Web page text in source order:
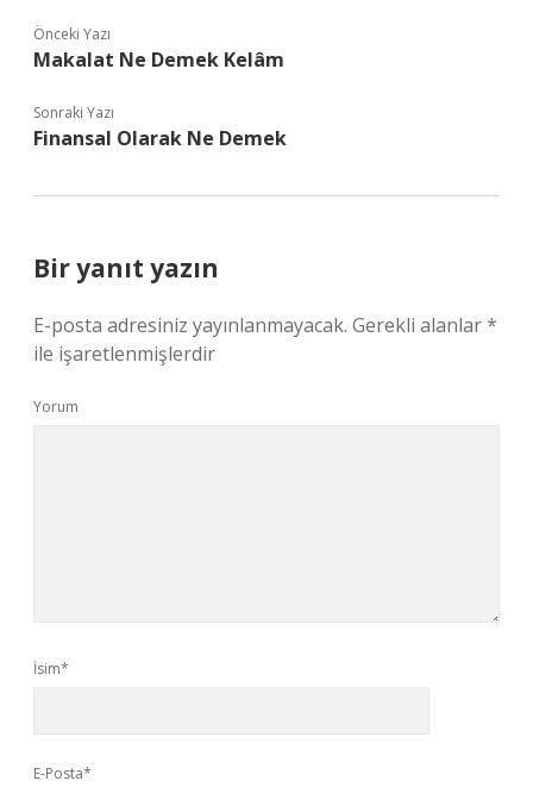
Önceki Yazı
Makalat Ne Demek Kelâm
Sonraki Yazı
Finansal Olarak Ne Demek
Bir yanıt yazın
E-posta adresiniz yayınlanmayacak. Gerekli alanlar*
ile işaretlenmişlerdir
Yorum
İsim*
E-Posta*